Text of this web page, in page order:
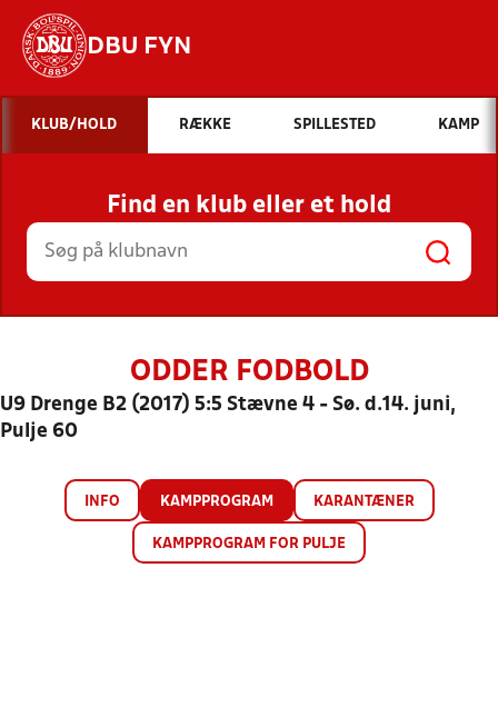
DBU FYN
Hvad vil du søge efter?
INDHOLD OG NYHEDER
STILLINGER, RESULTATER, KLUBBER OG
HOLD
KLUB/HOLD RÆKKE SPILLESTED KAMP
Find en klub eller et hold
ODDER FODBOLD
U9 Drenge B2 (2017) 5:5 Stævne 4 - Sø. d.14. juni,
Pulje 60
INFO KAMPPROGRAM KARANTÆNER
KAMPPROGRAM FOR PULJE